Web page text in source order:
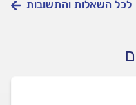
לכל השאלות והתשובות